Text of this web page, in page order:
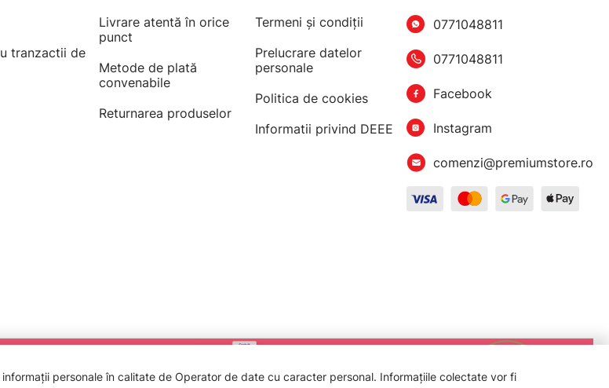
tranzactii de
Livrare atentă în orice
punct
Metode de plată
convenabile
Returnarea produselor
Termeni şi condiţii
Prelucrare datelor
personale
Politica de cookies
Informatii privind DEEE
0771048811
0771048811
Facebook
Instagram
comenzi@premiumstore.ro
personale în calitate de Operator de date cu caracter personal. Informațiile colectate vor fi